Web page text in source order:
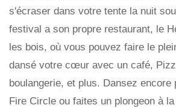
s'écraser dans votre tente la nuit
festival a son propre restaurant, le
les bois, où vous pouvez faire le
dansé votre cœur avec un café,
boulangerie, et plus. Dansez encore
Fire Circle ou faites un plongeon à